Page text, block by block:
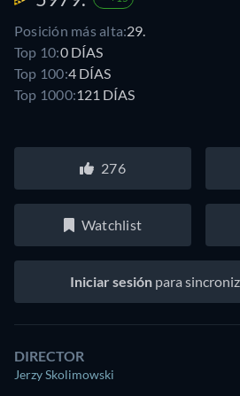
Posición más alta:29.
Top 10:0 DÍAS
Top 100:4 DÍAS
Top 1000:121 DÍAS
276
Watchlist
Iniciar sesión para
DIRECTOR
Jerzy Skolimowski